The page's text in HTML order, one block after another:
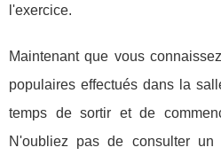
l'exercice.
Maintenant que vous
populaires effectués dans la
temps de sortir et de
N'oubliez pas de consulter un